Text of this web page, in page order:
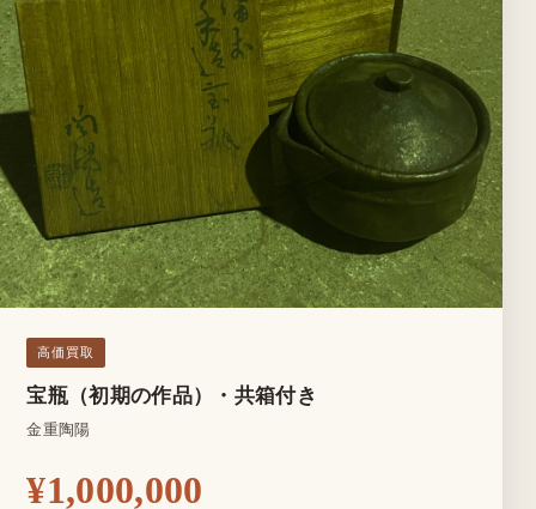
高価買取
宝瓶（初期の作品）・共箱付き
金重陶陽
¥1,000,000